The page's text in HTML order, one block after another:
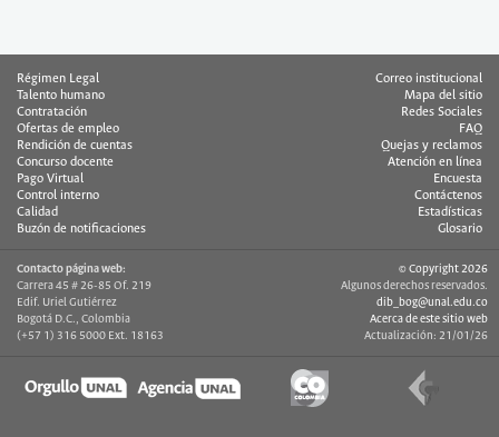
Régimen Legal
Talento humano
Contratación
Ofertas de empleo
Rendición de cuentas
Concurso docente
Pago Virtual
Control interno
Calidad
Buzón de notificaciones
Correo institucional
Mapa del sitio
Redes Sociales
FAQ
Quejas y reclamos
Atención en línea
Encuesta
Contáctenos
Estadísticas
Glosario
Contacto página web:
Carrera 45 # 26-85 Of. 219
Edif. Uriel Gutiérrez
Bogotá D.C., Colombia
(+57 1) 316 5000 Ext. 18163
© Copyright 2026
Algunos derechos reservados.
dib_bog@unal.edu.co
Acerca de este sitio web
Actualización: 21/01/26